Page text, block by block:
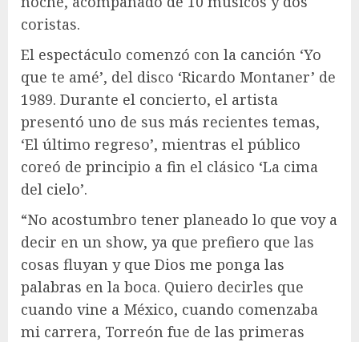
coristas.
El espectáculo comenzó con la canción ‘Yo
que te amé’, del disco ‘Ricardo Montaner’ de
1989. Durante el concierto, el artista
presentó uno de sus más recientes temas,
‘El último regreso’, mientras el público
coreó de principio a fin el clásico ‘La cima
del cielo’.
“No acostumbro tener planeado lo que voy a
decir en un show, ya que prefiero que las
cosas fluyan y que Dios me ponga las
palabras en la boca. Quiero decirles que
cuando vine a México, cuando comenzaba
mi carrera, Torreón fue de las primeras